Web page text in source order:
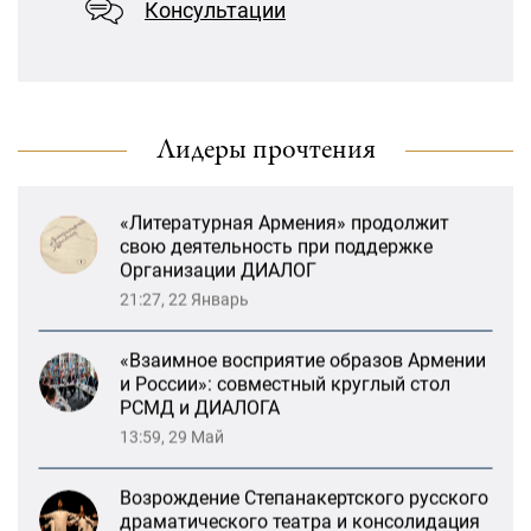
Консультации
Лидеры прочтения
Организации ДИАЛОГ
21:27, 22 Январь
«Взаимное восприятие образов Армении
и России»: совместный круглый стол
РСМД и ДИАЛОГА
13:59, 29 Май
Возрождение Степанакертского русского
драматического театра и консолидация
карабахских соотечественников в
Ереване
13:47, 26 Январь